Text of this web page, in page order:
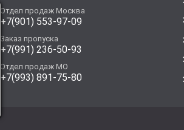
Отдел продаж Москва
+7(901) 553-97-09
Заказ пропуска
+7(991) 236-50-93
Отдел продаж МО
+7(993) 891-75-80